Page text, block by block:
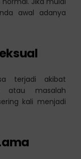
awal adanya
terjadi akibat
atau masalah
kali menjadi